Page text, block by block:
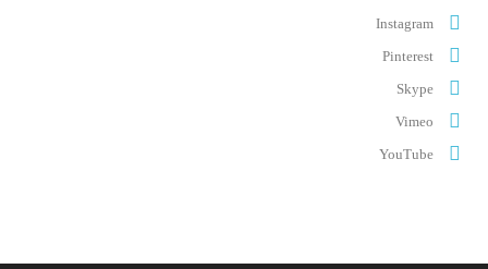
Instagram
Pinterest
Skype
Vimeo
YouTube